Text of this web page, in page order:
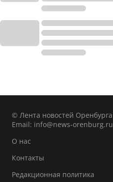
© Лента новостей Оренбурга
Email: info@news-orenburg.ru
О нас
Контакты
Редакционная политика